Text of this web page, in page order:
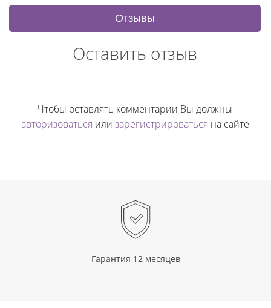
Отзывы
Оставить отзыв
Чтобы оставлять комментарии Вы должны
авторизоваться или зарегистрироваться на сайте
Гарантия 12 месяцев